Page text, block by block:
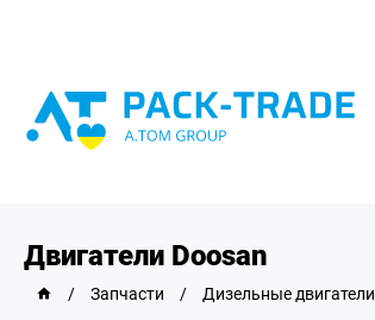
Двигатели Doosan
/ Запчасти / Дизельные двигатели